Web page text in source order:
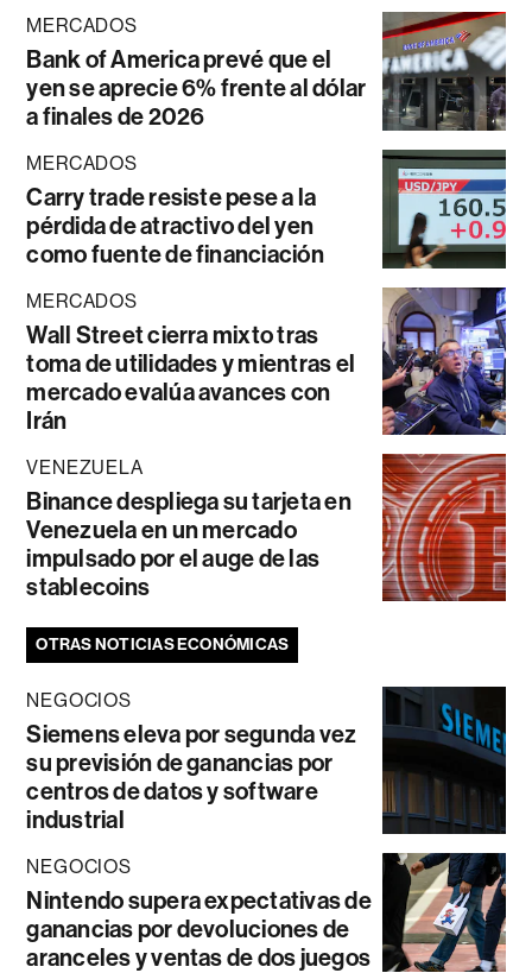
MERCADOS
Bank of America prevé que el
yen se aprecie 6% frente al dólar
a finales de 2026
MERCADOS
Carry trade resiste pese a la
pérdida de atractivo del yen
como fuente de financiación
MERCADOS
Wall Street cierra mixto tras
toma de utilidades y mientras el
mercado evalúa avances con
Irán
VENEZUELA
Binance despliega su tarjeta en
Venezuela en un mercado
impulsado por el auge de las
stablecoins
OTRAS NOTICIAS ECONÓMICAS
NEGOCIOS
Siemens eleva por segunda vez
su previsión de ganancias por
centros de datos y software
industrial
NEGOCIOS
Nintendo supera expectativas de
ganancias por devoluciones de
aranceles y ventas de dos juegos